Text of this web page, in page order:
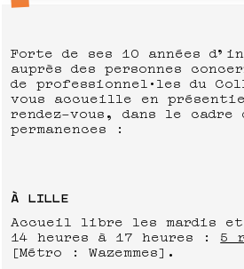
Forte de ses 10 années
auprès des personnes
de professionnel·les du
vous accueille en
rendez-vous, dans le cadre
permanences :
À LILLE
Accueil libre les mardis
14 heures à 17 heures : 5
[Métro : Wazemmes].